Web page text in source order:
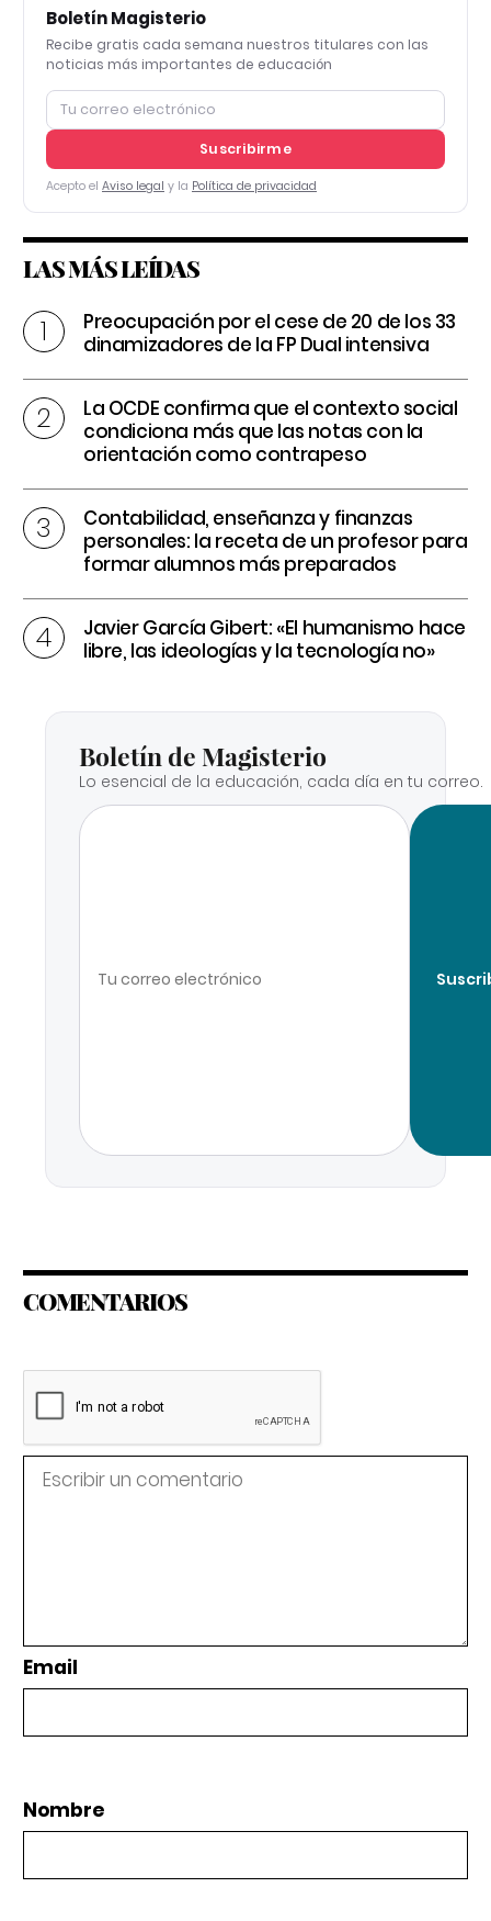
Boletín Magisterio
Recibe gratis cada semana nuestros titulares con las
noticias más importantes de educación
Suscribirme
Acepto el Aviso legal y la Política de privacidad
LAS MÁS LEÍDAS
Preocupación por el cese de 20 de los 33
dinamizadores de la FP Dual intensiva
La OCDE confirma que el contexto social
condiciona más que las notas con la
orientación como contrapeso
Contabilidad, enseñanza y finanzas
personales: la receta de un profesor para
formar alumnos más preparados
Javier García Gibert: «El humanismo hace
libre, las ideologías y la tecnología no»
Boletín de Magisterio
Lo esencial de la educación, cada día en tu correo.
COMENTARIOS
Email
Nombre